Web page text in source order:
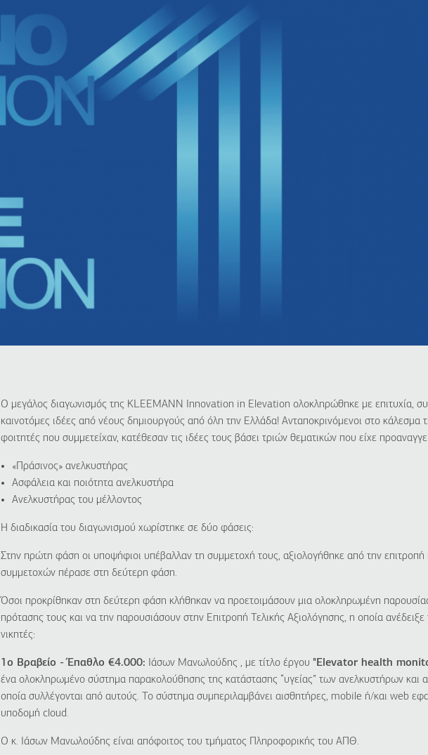
Ο μεγάλος διαγωνισμός της KLEEMANN Innovation in Elevation ολοκληρώθηκε με επιτυχία,
καινοτόμες ιδέες από νέους δημιουργούς από όλη την Ελλάδα! Ανταποκρινόμενοι στο κάλεσμα
φοιτητές που συμμετείχαν, κατέθεσαν τις ιδέες τους βάσει τριών θεματικών που είχε
«Πράσινος» ανελκυστήρας
Ασφάλεια και ποιότητα ανελκυστήρα
Ανελκυστήρας του μέλλοντος
Η διαδικασία του διαγωνισμού χωρίστηκε σε δύο φάσεις:
Στην πρώτη φάση οι υποψήφιοι υπέβαλλαν τη συμμετοχή τους, αξιολογήθηκε από την επιτροπή
συμμετοχών πέρασε στη δεύτερη φάση.
Όσοι προκρίθηκαν στη δεύτερη φάση κλήθηκαν να προετοιμάσουν μια ολοκληρωμένη
πρότασης τους και να την παρουσιάσουν στην Επιτροπή Τελικής Αξιολόγησης, η οποία
νικητές:
1 o Βραβείο - Έπαθλο €4.000: Ιάσων Μανωλούδης , με τίτλο έργου " Elevator health
ένα ολοκληρωμένο σύστημα παρακολούθησης της κατάστασης “υγείας” των ανελκυστήρων και
οποία συλλέγονται από αυτούς. Το σύστημα συμπεριλαμβάνει αισθητήρες, mobile ή/και web
υποδομή cloud.
Ο κ. Ιάσων Μανωλούδης είναι απόφοιτος του τμήματος Πληροφορικής του ΑΠΘ.